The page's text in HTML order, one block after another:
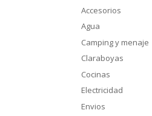
Accesorios
Agua
Camping y menaje
Claraboyas
Cocinas
Electricidad
Envios